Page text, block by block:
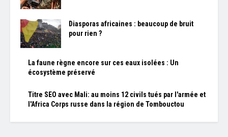
Diasporas africaines : beaucoup de bruit
pour rien ?
La faune règne encore sur ces eaux isolées : Un
écosystème préservé
Titre SEO avec Mali: au moins 12 civils tués par l'armée et
l'Africa Corps russe dans la région de Tombouctou